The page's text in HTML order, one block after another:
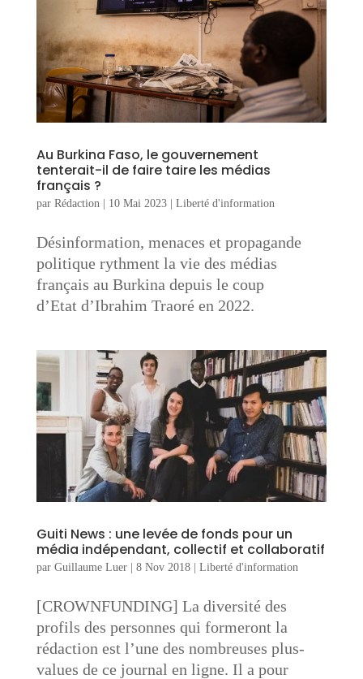
Au Burkina Faso, le gouvernement
tenterait-il de faire taire les médias
français ?
par Rédaction| 10 Mai 2023| Liberté d'information
Désinformation, menaces et propagande
politique rythment la vie des médias
français au Burkina depuis le coup
d’Etat d’Ibrahim Traoré en 2022.
Guiti News : une levée de fonds pour un
média indépendant, collectif et collaboratif
par Guillaume Luer| 8 Nov 2018| Liberté d'information
[CROWNFUNDING] La diversité des
profils des personnes qui formeront la
rédaction est l’une des nombreuses plus-
values de ce journal en ligne. Il a pour